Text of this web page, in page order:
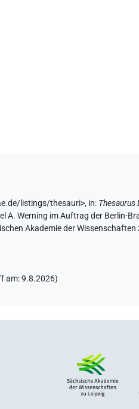
listings/thesauri>, in: Thesaurus
A. Werning im Auftrag der Berlin-
Akademie der
am:9.8.2026)